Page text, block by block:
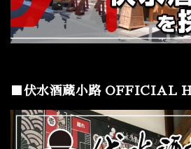
■伏水酒蔵小路 OFFICIAL